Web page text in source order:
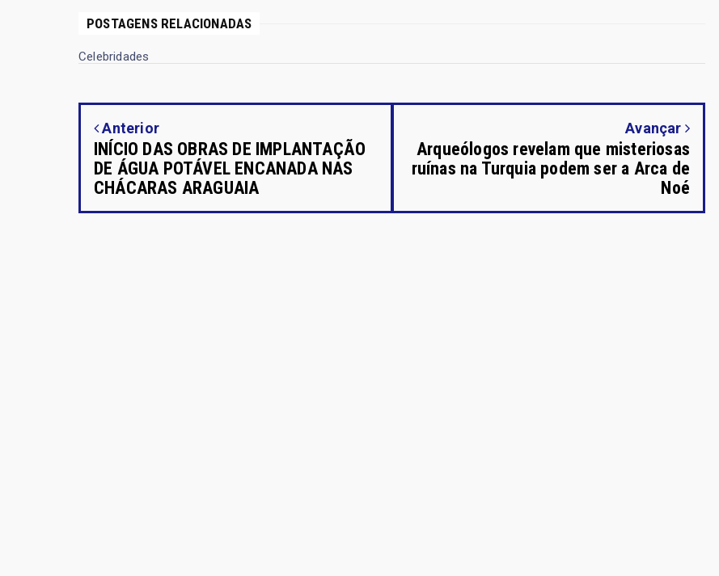
POSTAGENS RELACIONADAS
Celebridades
Anterior
INÍCIO DAS OBRAS DE IMPLANTAÇÃO
DE ÁGUA POTÁVEL ENCANADA NAS
CHÁCARAS ARAGUAIA
Avançar
Arqueólogos revelam que misteriosas
ruínas na Turquia podem ser a Arca de
Noé